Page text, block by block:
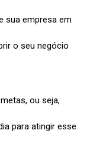
sua empresa em
o seu negócio
ou seja,
para atingir esse